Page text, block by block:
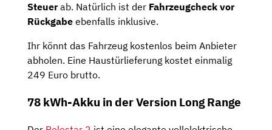
Steuerab. Natürlich ist der Fahrzeugcheck vor
Rückgabe ebenfalls inklusive.
Ihr könnt das Fahrzeug kostenlos beim Anbieter
abholen. Eine Haustürlieferung kostet einmalig
249 Euro brutto.
78 kWh-Akku in der Version Long Range